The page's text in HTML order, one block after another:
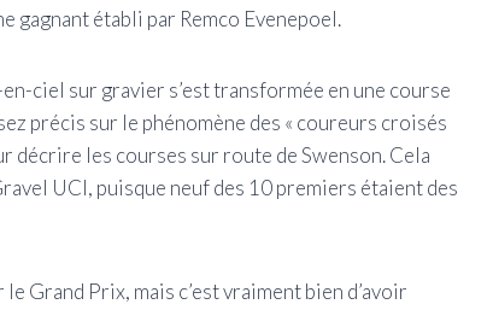
gagnant établi par Remco Evenepoel.
ciel sur gravier s’est transformée en une course
précis sur le phénomène des « coureurs croisés
décrire les courses sur route de Swenson. Cela
UCI, puisque neuf des 10 premiers étaient des
Grand Prix, mais c’est vraiment bien d’avoir